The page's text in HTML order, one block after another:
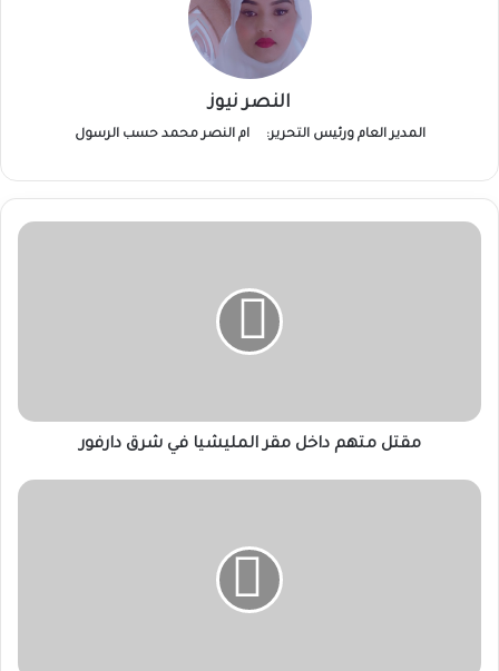
النصر نيوز
المدير العام ورئيس التحرير: ام النصر محمد حسب الرسول
مقتل
مقتل متهم داخل مقر المليشيا في شرق دارفور
والي